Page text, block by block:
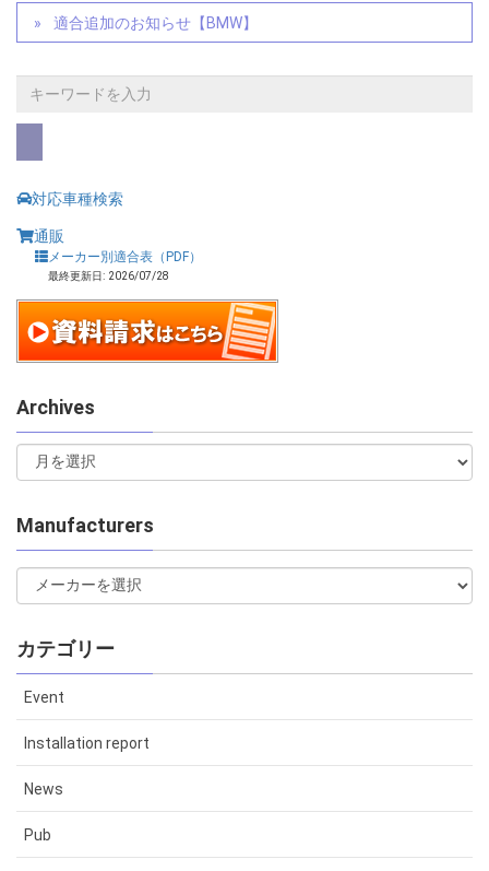
適合追加のお知らせ【BMW】
対応車種検索
通販
メーカー別適合表（PDF）
最終更新日: 2026/07/28
Archives
Manufacturers
カテゴリー
Event
Installation report
News
Pub